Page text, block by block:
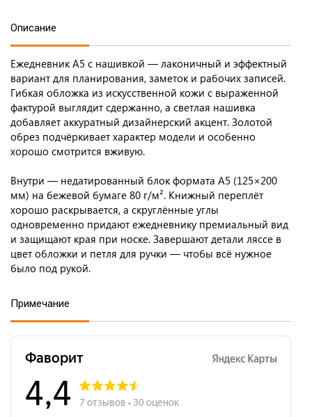
Описание
Ежедневник А5 с нашивкой — лаконичный и эффектный
вариант для планирования, заметок и рабочих записей.
Гибкая обложка из искусственной кожи с выраженной
фактурой выглядит сдержанно, а светлая нашивка
добавляет аккуратный дизайнерский акцент. Золотой
обрез подчёркивает характер модели и особенно
хорошо смотрится вживую.
Внутри — недатированный блок формата А5 (125×200
мм) на бежевой бумаге 80 г/м². Книжный переплёт
хорошо раскрывается, а скруглённые углы
одновременно придают ежедневнику премиальный вид
и защищают края при носке. Завершают детали ляссе в
цвет обложки и петля для ручки — чтобы всё нужное
было под рукой.
Примечание